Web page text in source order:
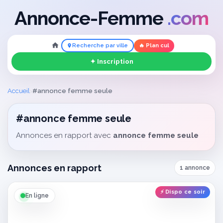
Annonce-Femme .com
Recherche par ville 🔥 Plan cul
✦ Inscription
Accueil #annonce femme seule
#annonce femme seule
Annonces en rapport avec annonce femme seule
Annonces en rapport 1 annonce
En ligne
⚡ Dispo ce soir